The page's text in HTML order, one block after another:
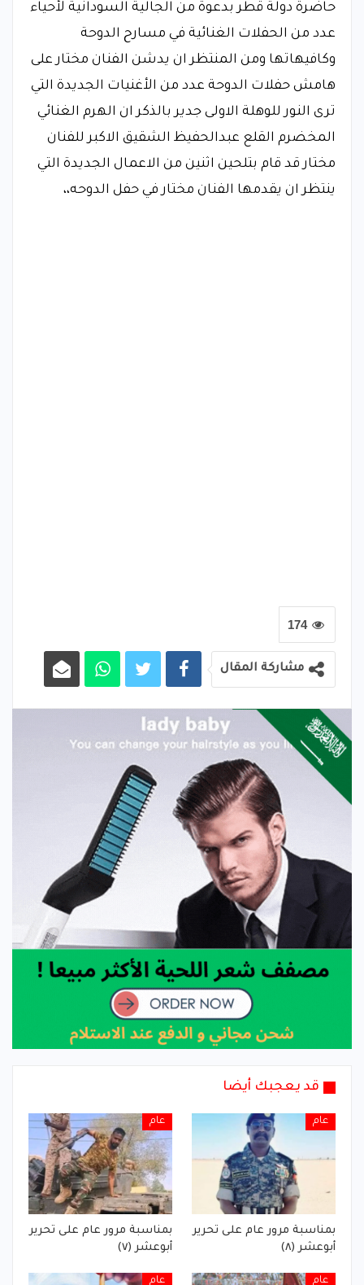
حاضرة دولة قطر بدعوة من الجالية السودانية لأحياء
عدد من الحفلات الغنائية في مسارح الدوحة
وكافيهاتها ومن المنتظر ان يدشن الفنان مختار على
هامش حفلات الدوحة عدد من الأغنيات الجديدة التي
ترى النور للوهلة الاولى جدير بالذكر ان الهرم الغنائي
المخضرم القلع عبدالحفيظ الشقيق الاكبر للفنان
مختار قد قام بتلحين اثنين من الاعمال الجديدة التي
ينتظر ان يقدمها الفنان مختار في حفل الدوحه،،
174
مشاركة المقال
قد يعجبك أيضا
عام
بمناسبة مرور عام على تحرير
أبوعشر (٨)
عام
بمناسبة مرور عام على تحرير
أبوعشر (٧)
عام عام